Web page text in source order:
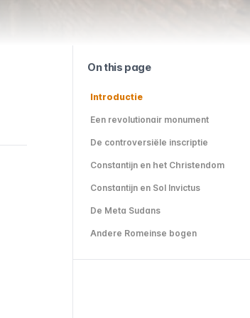
On this page
Introductie
Een revolutionair monument
De controversiële inscriptie
Constantijn en het Christendom
Constantijn en Sol Invictus
De Meta Sudans
Andere Romeinse bogen